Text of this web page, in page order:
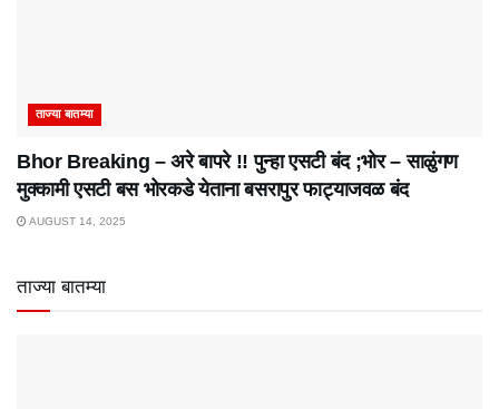
ताज्या बातम्या
Bhor Breaking – अरे बापरे‌ !! पुन्हा एसटी बंद ;भोर – साळुंगण
मुक्कामी एसटी बस भोरकडे येताना बसरापुर फाट्याजवळ बंद
AUGUST 14, 2025
ताज्या बातम्या